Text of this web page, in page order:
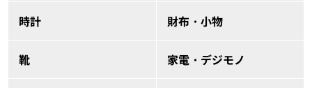
時計 財布・小物
靴 家電・デジモノ